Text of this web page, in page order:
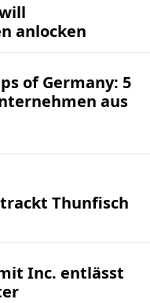
anlocken
of Germany: 5
aus
Thunfisch
Inc. entlässt